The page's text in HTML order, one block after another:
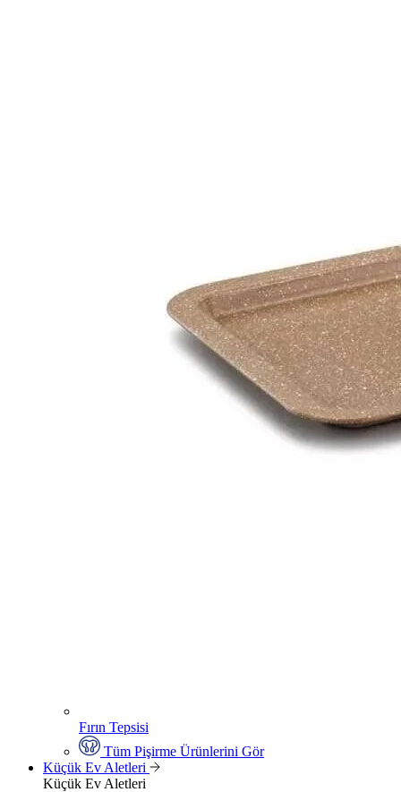
Fırın Tepsisi
Tüm Pişirme Ürünlerini Gör
Küçük Ev Aletleri
Küçük Ev Aletleri